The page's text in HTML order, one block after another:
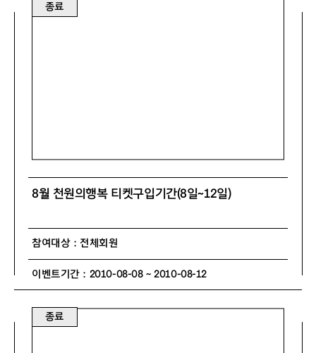
종료
8월 천원의행복 티켓구입기간(8일~12일)
참여대상 : 전체회원
이벤트기간 : 2010-08-08 ~ 2010-08-12
종료